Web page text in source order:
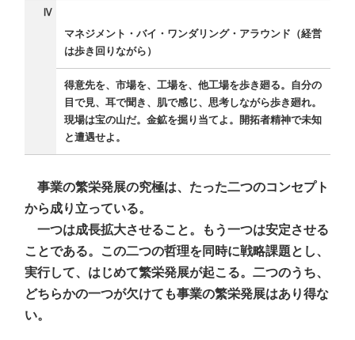
Ⅳ
マネジメント・バイ・ワンダリング・アラウンド（経営
は歩き回りながら）
得意先を、市場を、工場を、他工場を歩き廻る。自分の
目で見、耳で聞き、肌で感じ、思考しながら歩き廻れ。
現場は宝の山だ。金鉱を掘り当てよ。開拓者精神で未知
と遭遇せよ。
事業の繁栄発展の究極は、たった二つのコンセプト
から成り立っている。
一つは成長拡大させること。もう一つは安定させる
ことである。この二つの哲理を同時に戦略課題とし、
実行して、はじめて繁栄発展が起こる。二つのうち、
どちらかの一つが欠けても事業の繁栄発展はあり得な
い。